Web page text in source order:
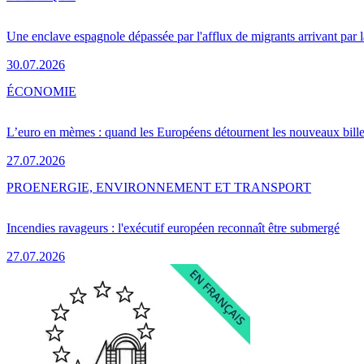
Une enclave espagnole dépassée par l'afflux de migrants arrivant par
30.07.2026
L’euro en mèmes : quand les Européens détournent les nouveaux
27.07.2026
ÉCONOMIE
Incendies ravageurs : l'exécutif européen reconnaît être submergé
27.07.2026
PROENERGIE, ENVIRONNEMENT ET TRANSPORT